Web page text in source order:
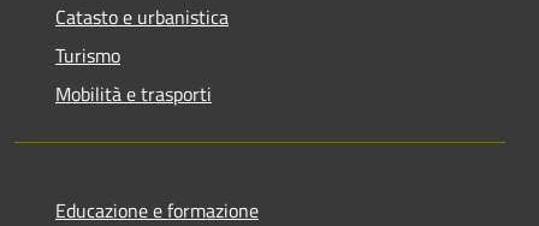
Catasto e urbanistica
Turismo
Mobilità e trasporti
Educazione e formazione